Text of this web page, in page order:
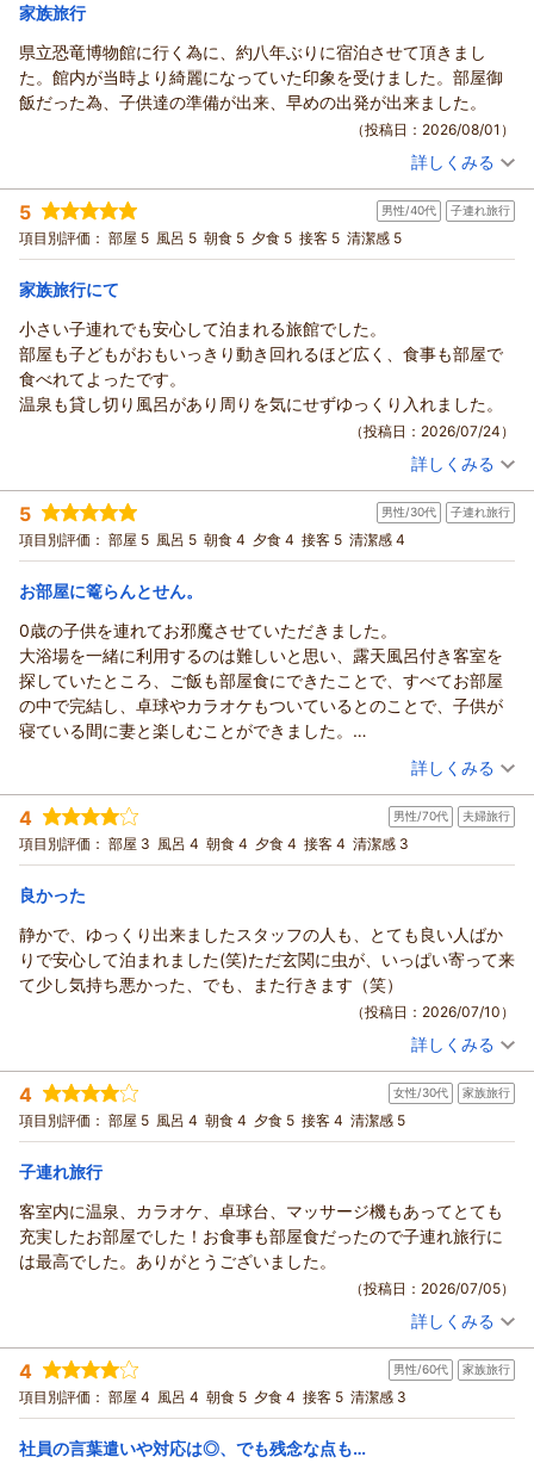
家族旅行
県立恐竜博物館に行く為に、約八年ぶりに宿泊させて頂きまし
た。館内が当時より綺麗になっていた印象を受けました。部屋御
飯だった為、子供達の準備が出来、早めの出発が出来ました。
（投稿日：2026/08/01）
投稿者： まことさん(男性/50代)
宿泊プラン： 夏休みは小学生以下のお子様全員に【お子様スピードくじ】実
施！あわら温泉で夏休みの楽しい思い出♪じゃ
和室 朝・夕
夕/部屋出し
宿泊価格帯： 14,001～15,000円(大人一人あたり/税込)
詳しくみる
5 男性/40代 子連れ旅行
項目別評価： 部屋 5 風呂 5 朝食 5 夕食 5 接客 5 清潔感 5
家族旅行にて
小さい子連れでも安心して泊まれる旅館でした。
部屋も子どもがおもいっきり動き回れるほど広く、食事も部屋で
食べれてよったです。
温泉も貸し切り風呂があり周りを気にせずゆっくり入れました。
（投稿日：2026/07/24）
投稿者： いっぺーさん(男性/40代)
宿泊プラン： 【部屋食】赤ちゃんがいても安心♪貸切風呂50分利用付きファ
ミリーじゃプラン【添い寝無料】
和室 朝・夕
朝/部屋出し
夕/部屋出し
宿泊価格帯： 16,001～17,000円(大人一人あたり/税込)
あわら温泉 政竜閣からの返信
このたびは政竜閣にご宿泊いただき、誠にありがとうございま
した。
小さなお子様連れでも安心してお過ごしいただけたとのこと、
大変嬉しく拝見いたしました。お部屋ではお子様にのびのびと
お過ごしいただき、ご家族でゆったりとお部屋食をお楽しみい
ただけたようで何よりでございます。
また、貸切風呂でも周囲を気にすることなく、ご家族だけで温
泉を満喫していただけたとのこと、嬉しい限りです。今回ご利
用いただいたファミリープランは、赤ちゃんや小さなお子様と
のご旅行でも気兼ねなくお過ごしいただけるよう、貸切風呂50
お部屋、お料理、接客、温泉、清潔感のすべてに高い評価をい
ただき、スタッフ一同大きな励みになっております。これから
もより多くのお客様にご満足いただけるよう努めてまいりま
またぜひ、ご家族で楽しい思い出をつくりにお越しくださいま
せ。皆様のまたのご来館を、心よりお待ち申し上げておりま
す。
（返信日：2026/07/31）
詳しくみる
5 男性/30代 子連れ旅行
項目別評価： 部屋 5 風呂 5 朝食 4 夕食 4 接客 5 清潔感 4
お部屋に篭らんとせん。
0歳の子供を連れてお邪魔させていただきました。
大浴場を一緒に利用するのは難しいと思い、露天風呂付き客室を
探していたところ、ご飯も部屋食にできたことで、すべてお部屋
の中で完結し、卓球やカラオケもついているとのことで、子供が
寝ている間に妻と楽しむことができました。
大浴場は利用できませんでしたが、とても充実したお泊まりをす
旅行をコンスタントに行く方だと思いますが、ご飯も美味しく、
プライベート空間でカラオケや卓球ができるのは珍しいな、と思
い、とても印象深く覚えており、口コミさせて頂きました。また
ありかとうございました！
（投稿日：2026/07/19）
宿泊時期： 2026年05月宿泊 (子連れ旅行)
投稿者： そうちゃまんさん
宿泊プラン： 卓球もカラオケもできる露天風呂付客室ベッド付マッサージ機
付和洋室【温泉宿をこの一室に凝縮！】
和洋室 朝・夕
朝/部屋出し
夕/部屋出し
あわら温泉 政竜閣からの返信
このたびは、お子様とのご旅行に政竜閣をお選びいただき、誠
また、「お部屋に篭らんとせん。」という素敵なタイトルとと
もに、心温まるご感想をお寄せいただき、重ねて御礼申し上げ
ます。
小さなお子様とのご旅行では、お風呂やお食事の際にも何かと
気を遣われることが多いかと思います。そのような中、客室の
露天風呂やお部屋食をご利用いただき、移動することなくご家
しく思います。
また、お子様がお休みの間に、奥様と卓球やカラオケをお楽し
みいただけたとのこと、旅の思い出づくりのお手伝いができて
今回ご利用いただいたお部屋は、自家源泉の温泉の専用露天風
呂に加え、卓球・カラオケ・マッサージチェアまで備えてお
り、まさに温泉宿の楽しみを一室に凝縮した、当館でも人気の
お部屋です。小さなお子様連れのご家族にも、周囲を気にせず
お過ごしいただけるとご好評をいただいております。
お料理につきましても「美味しい」とのお言葉をいただき、あ
詳しくみる
4 男性/70代 夫婦旅行
項目別評価： 部屋 3 風呂 4 朝食 4 夕食 4 接客 4 清潔感 3
良かった
静かで、ゆっくり出来ましたスタッフの人も、とても良い人ばか
りで安心して泊まれました(笑)ただ玄関に虫が、いっぱい寄って来
て少し気持ち悪かった、でも、また行きます（笑）
（投稿日：2026/07/10）
投稿者： ちょこちやんさん(男性/70代)
宿泊プラン： 【お部屋食】移動がなくて楽チン♪プライベートな空間でお部
屋食じゃプラン【上げ膳据え膳】
和室 朝・夕
朝/部屋出し
夕/部屋出し
宿泊価格帯：
あわら温泉 政竜閣からの返信
このたびは政竜閣にご宿泊いただき、誠にありがとうございま
した。
静かな環境の中でゆっくりとお過ごしいただけたとのこと、ま
た、スタッフの対応にも安心していただけたようで大変嬉しく
思います。お部屋で気兼ねなくお食事をお楽しみいただけるプ
ランも、ご夫婦でのんびり過ごすひとときのお役に立てており
ましたら何よりでございます。
玄関の明かりに虫が多く集まっていたため、ご不快な思いをお
かけしてしまい、誠に申し訳ございませんでした。周囲が田ん
詳しくみる
4 女性/30代 家族旅行
項目別評価： 部屋 5 風呂 4 朝食 4 夕食 5 接客 4 清潔感 5
子連れ旅行
客室内に温泉、カラオケ、卓球台、マッサージ機もあってとても
充実したお部屋でした！お食事も部屋食だったので子連れ旅行に
は最高でした。ありがとうございました。
（投稿日：2026/07/05）
投稿者： ありんこさん(女性/30代)
宿泊プラン： 卓球もカラオケもできる露天風呂付客室ベッド付マッサージ機
付和洋室【温泉宿をこの一室に凝縮！】
和洋室 朝・夕
夕/部屋出し
宿泊価格帯： 30,001円以上(大人一人あたり/税込)
詳しくみる
4 男性/60代 家族旅行
項目別評価： 部屋 4 風呂 4 朝食 5 夕食 4 接客 5 清潔感 3
社員の言葉遣いや対応は◎、でも残念な点も…